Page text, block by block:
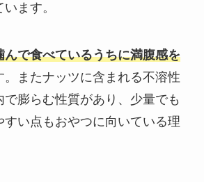
ます。
んで食べているうちに満腹感を
。またナッツに含まれる不溶性
膨らむ性質があり、少量でも
すい点もおやつに向いている理